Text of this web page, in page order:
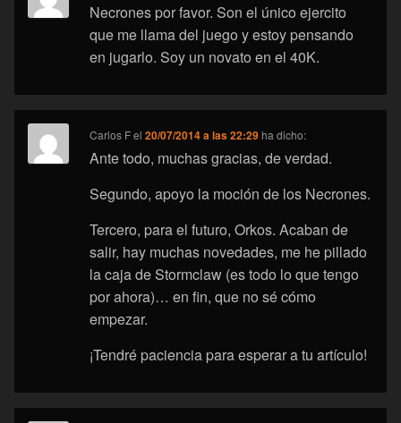
Necrones por favor. Son el único ejercito
que me llama del juego y estoy pensando
en jugarlo. Soy un novato en el 40K.
Carlos Fel20/07/2014 a las 22:29 ha dicho:
Ante todo, muchas gracias, de verdad.
Segundo, apoyo la moción de los Necrones.
Tercero, para el futuro, Orkos. Acaban de
salir, hay muchas novedades, me he pillado
la caja de Stormclaw (es todo lo que tengo
por ahora)… en fin, que no sé cómo
empezar.
¡Tendré paciencia para esperar a tu artículo!